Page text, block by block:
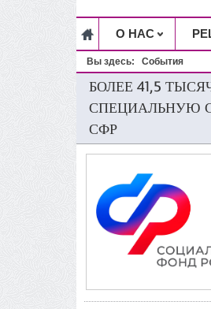
О НАС
Вы здесь: События
БОЛЕЕ 41,5
СПЕЦИАЛЬНУЮ
СФР